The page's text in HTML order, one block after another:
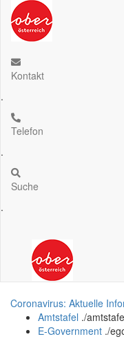
Kontakt
.
Telefon
.
Suche
.
Coronavirus: Aktuelle
Amtstafel ./
E-Government ./